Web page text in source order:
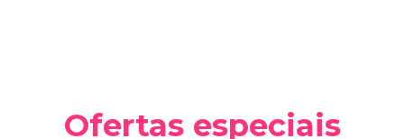
Ofertas especiais